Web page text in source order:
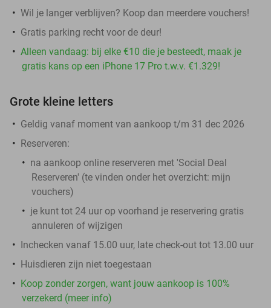
Wil je langer verblijven? Koop dan meerdere vouchers!
Gratis parking recht voor de deur!
Alleen vandaag: bij elke €10 die je besteedt, maak je
gratis kans op een iPhone 17 Pro t.w.v. €1.329!
Grote kleine letters
Geldig vanaf moment van aankoop t/m 31 dec 2026
Reserveren:
na aankoop online reserveren met 'Social Deal
Reserveren' (te vinden onder het overzicht: mijn
vouchers)
je kunt tot 24 uur op voorhand je reservering gratis
annuleren of wijzigen
Inchecken vanaf 15.00 uur, late check-out tot 13.00 uur
Huisdieren zijn niet toegestaan
Koop zonder zorgen, want jouw aankoop is 100%
verzekerd (meer info)